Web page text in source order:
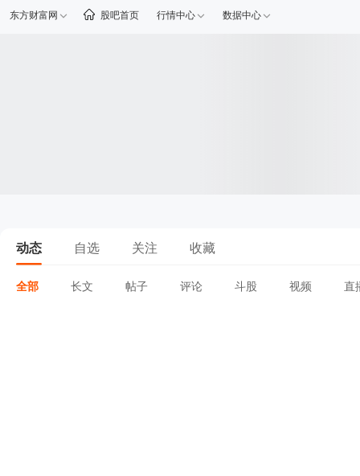
东方财富网 股吧首页 行情中心 数据中心
动态 自选 关注 收藏
全部 长文 帖子 评论 斗股 视频 直